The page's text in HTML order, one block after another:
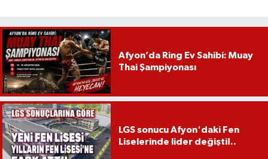
Afyon’da Ring Ev Sahibi: Muay
Thai Şampiyonası
LGS sonucu Afyon'daki Fen
Liselerinde lider değişti!..